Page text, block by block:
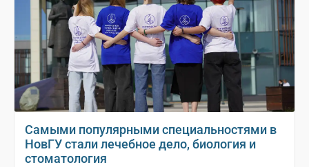
Самыми популярными специальностями в
НовГУ стали лечебное дело, биология и
стоматология